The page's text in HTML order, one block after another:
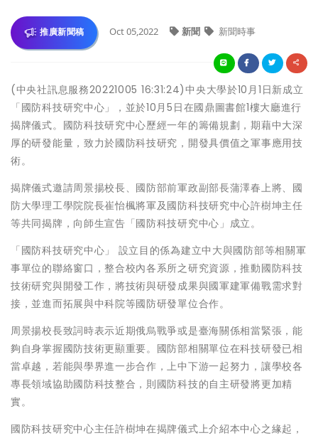
推廣新聞稿 Oct 05,2022 新聞 新聞時事
(中央社訊息服務20221005 16:31:24)中央大學於10月1日新成立
「國防科技研究中心」，並於10月5日在國鼎圖書館1樓大廳進行
揭牌儀式。國防科技研究中心歷經一年的籌備規劃，期藉中大深
厚的研發能量，致力於國防科技研究，開發具價值之軍事應用技
術。
揭牌儀式邀請周景揚校長、國防部前軍政副部長蒲澤春上將、國
防大學理工學院院長崔怡楓將軍及國防科技研究中心許樹坤主任
等共同揭牌，向師生宣告「國防科技研究中心」成立。
「國防科技研究中心」 設立目的係為建立中大與國防部等相關軍
事單位的聯絡窗口，整合校內各系所之研究資源，推動國防科技
技術研究與開發工作，將技術與研發成果與國軍建軍備戰需求對
接，並進而拓展與中科院等國防研發單位合作。
周景揚校長致詞時表示近期俄烏戰爭或是臺海關係相當緊張，能
夠自身掌握國防技術更顯重要。國防部相關單位在科技研發已相
當卓越，若能與學界進一步合作，上中下游一起努力，讓學校各
專長領域協助國防科技整合，則國防科技的自主研發將更加精
實。
國防科技研究中心主任許樹坤在揭牌儀式上介紹本中心之緣起，